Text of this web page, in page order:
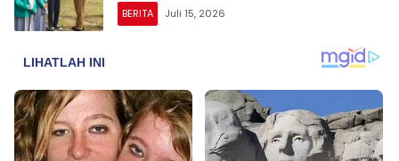
BERITA Juli 15, 2026